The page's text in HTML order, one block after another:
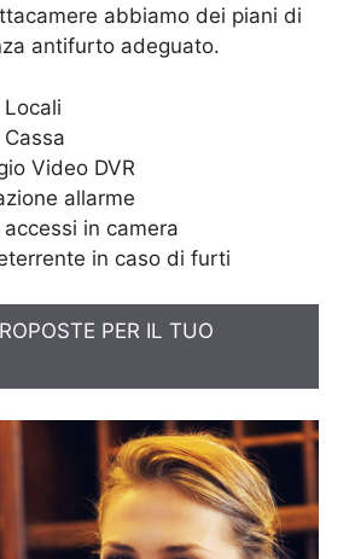
abbiamo dei piani di
antifurto adeguato.
Video DVR
allarme
in camera
in caso di furti
PER IL TUO